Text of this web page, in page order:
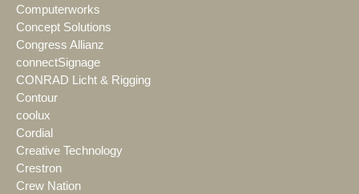
Computerworks
Concept Solutions
Congress Allianz
connectSignage
CONRAD Licht & Rigging
Contour
coolux
Cordial
Creative Technology
Crestron
Crew Nation